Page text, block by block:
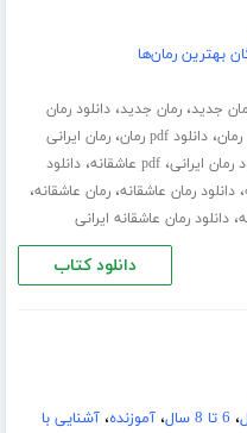
بهترین رمان‌ها
جدید،رمان جدید،دانلود رمان
رمان،دانلود pdf رمان ،رمان ایرانی
رمان ایرانی،pdf عاشقانه ،دانلود
،دانلود رمان عاشقانه،رمان عاشقانه،
،دانلود رمان عاشقانه ایرانی
دانلود کتاب
، 6 تا 8 سال ،آموزنده،آشنایی با